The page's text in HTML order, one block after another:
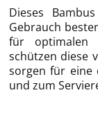
Dieses
Gebrauch
für optimalen
schützen diese
sorgen für eine
und zum